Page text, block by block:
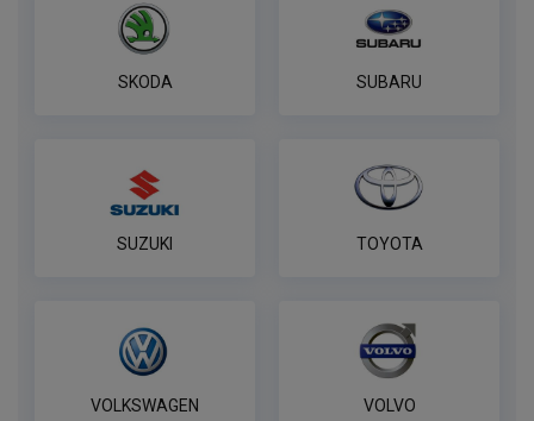
SKODA SUBARU
SUZUKI TOYOTA
VOLKSWAGEN VOLVO